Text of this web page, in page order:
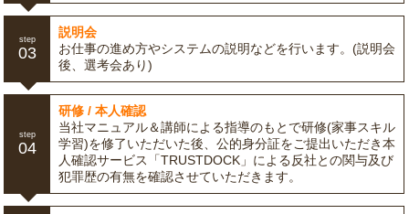
step
03
説明会
お仕事の進め方やシステムの説明などを行います。(説明会
後、選考会あり)
step
04
研修 / 本人確認
当社マニュアル＆講師による指導のもとで研修(家事スキル
学習)を修了いただいた後、公的身分証をご提出いただき本
人確認サービス「TRUSTDOCK」による反社との関与及び
犯罪歴の有無を確認させていただきます。